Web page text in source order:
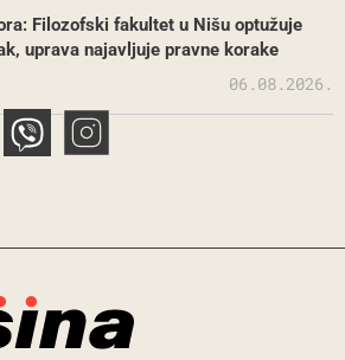
Filozofski fakultet u Nišu optužuje
uprava najavljuje pravne korake
06.08.2026.